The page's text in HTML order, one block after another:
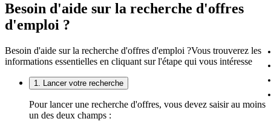
Besoin d'aide sur la recherche d'offres
d'emploi ?
Besoin d'aide sur la recherche d'offres d'emploi ?Vous trouverez les
informations essentielles en cliquant sur l'étape qui vous intéresse
1. Lancer votre recherche
Pour lancer une recherche d'offres, vous devez saisir au moins
un des deux champs :